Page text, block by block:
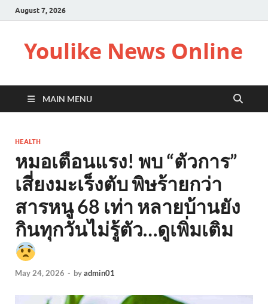
August 7, 2026
Youlike News Online
MAIN MENU
HEALTH
หมอเตือนแรง! พบ “ตัวการ”
เสี่ยงมะเร็งตับ พิษร้ายกว่า
สารหนู 68 เท่า หลายบ้านยัง
กินทุกวันไม่รู้ตัว…ดูเพิ่มเติม
May 24, 2026 - byadmin01